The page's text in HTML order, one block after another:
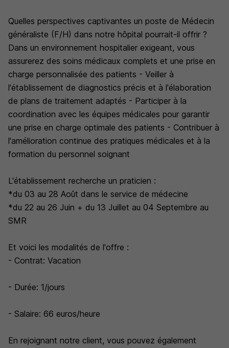
Quelles perspectives captivantes un poste de Médecin
généraliste (F/H) dans notre hôpital pourrait-il offrir ?
Dans un environnement hospitalier exigeant, vous
assurerez des soins médicaux complets et une prise en
charge personnalisée des patients - Veiller à
l'établissement de diagnostics précis et à l'élaboration
de plans de traitement adaptés - Participer à la
coordination avec les équipes médicales pour garantir
une prise en charge optimale des patients - Contribuer à
l'amélioration continue des pratiques médicales et à la
formation du personnel soignant
L'établissement recherche un praticien :
*du 03 au 28 Août dans le service de médecine
*du 22 au 26 Juin + du 13 Juillet au 04 Septembre au
SMR
Et voici les modalités de l'offre :
- Contrat: Vacation
- Durée: 1/jours
- Salaire: 66 euros/heure
En rejoignant notre client, vous pouvez également